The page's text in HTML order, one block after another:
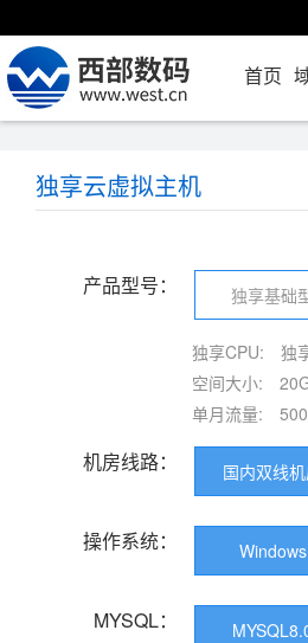
首页
独享云虚拟主机
产品型号： 独享基础
独享CPU: 独
空间大小:
单月流量:
机房线路： 国内双线
操作系统： Windows
MYSQL：